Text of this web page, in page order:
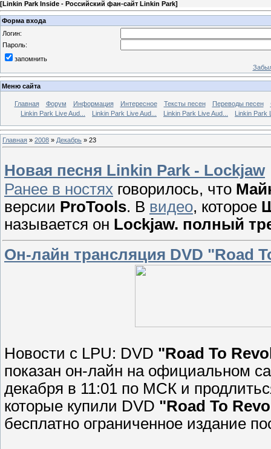
[Linkin Park Inside - Российский фан-сайт Linkin Park]
Форма входа
Логин:
Пароль:
запомнить
Меню сайта
Главная Форум Информация Интересное Тексты песен Переводы песен
Linkin Park Live Aud...
Linkin Park Live Aud... Linkin Park Live Aud... Linkin Park
Главная » 2008 » Декабрь » 23
Новая песня Linkin Park - Lockjaw
Ранее в ностях говорилось, что
версии ProTools. В видео, которое
называется он Lockjaw. полный
Он-лайн трансляция DVD "Road
Новости c LPU: DVD "Road To
показан он-лайн на официальном
декабря в 11:01 по МСК и
которые купили DVD "Road To
бесплатно ограниченное издание